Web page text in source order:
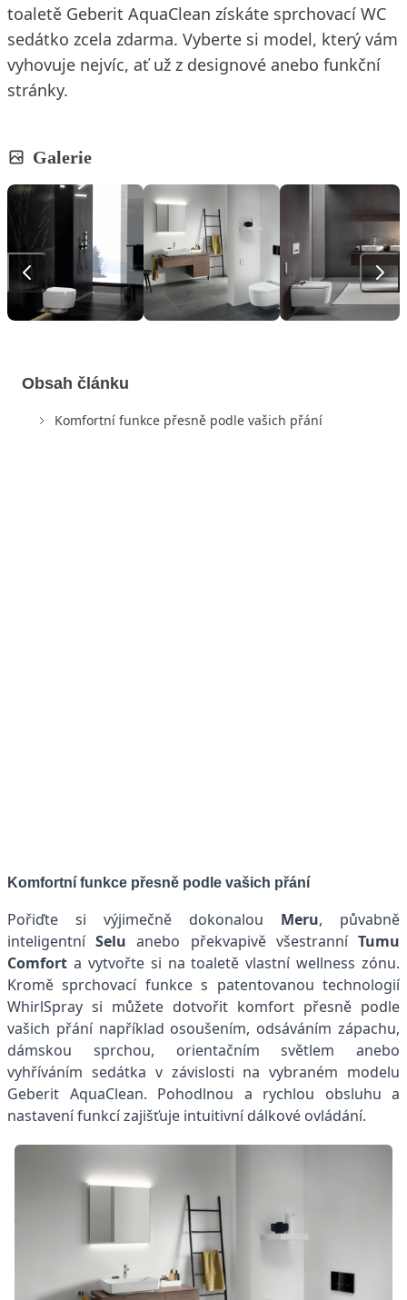
toaletě Geberit AquaClean získáte sprchovací WC
sedátko zcela zdarma. Vyberte si model, který vám
vyhovuje nejvíc, ať už z designové anebo funkční
stránky.
Galerie
Obsah článku
Komfortní funkce přesně podle vašich přání
Komfortní funkce přesně podle vašich přání
Pořiďte si výjimečně dokonalou Meru, půvabně
inteligentníSelu anebo překvapivě všestranníTumu
Comfort a vytvořte si na toaletě vlastní wellness zónu.
Kromě sprchovací funkce s patentovanou technologií
WhirlSpray si můžete dotvořit komfort přesně podle
vašich přání například osoušením, odsáváním zápachu,
dámskou sprchou, orientačním světlem anebo
vyhříváním sedátka v závislosti na vybraném modelu
Geberit AquaClean. Pohodlnou a rychlou obsluhu a
nastavení funkcí zajišťuje intuitivní dálkové ovládání.